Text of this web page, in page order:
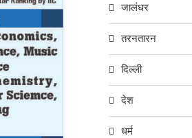
जालंधर
तरनतारन
दिल्ली
देश
धर्म